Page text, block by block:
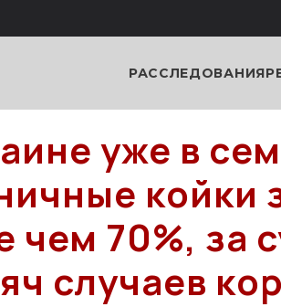
РАССЛЕДОВАНИЯ
уже в
койки
чем 70%, за
случаев